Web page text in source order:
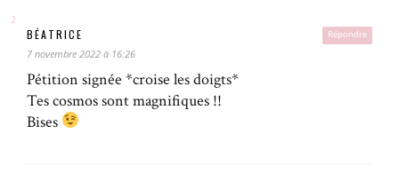
Répondre
BÉATRICE
7 novembre 2022 à 16:26
Pétition signée *croise les doigts*
Tes cosmos sont magnifiques !!
Bises